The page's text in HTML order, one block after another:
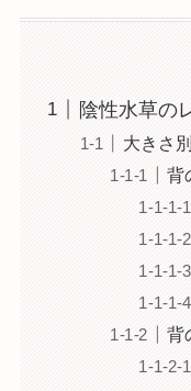
陰性水草の
大きさ
背
背